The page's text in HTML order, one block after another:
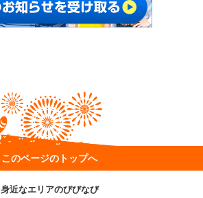
このページのトップへ
身近なエリアのびびなび